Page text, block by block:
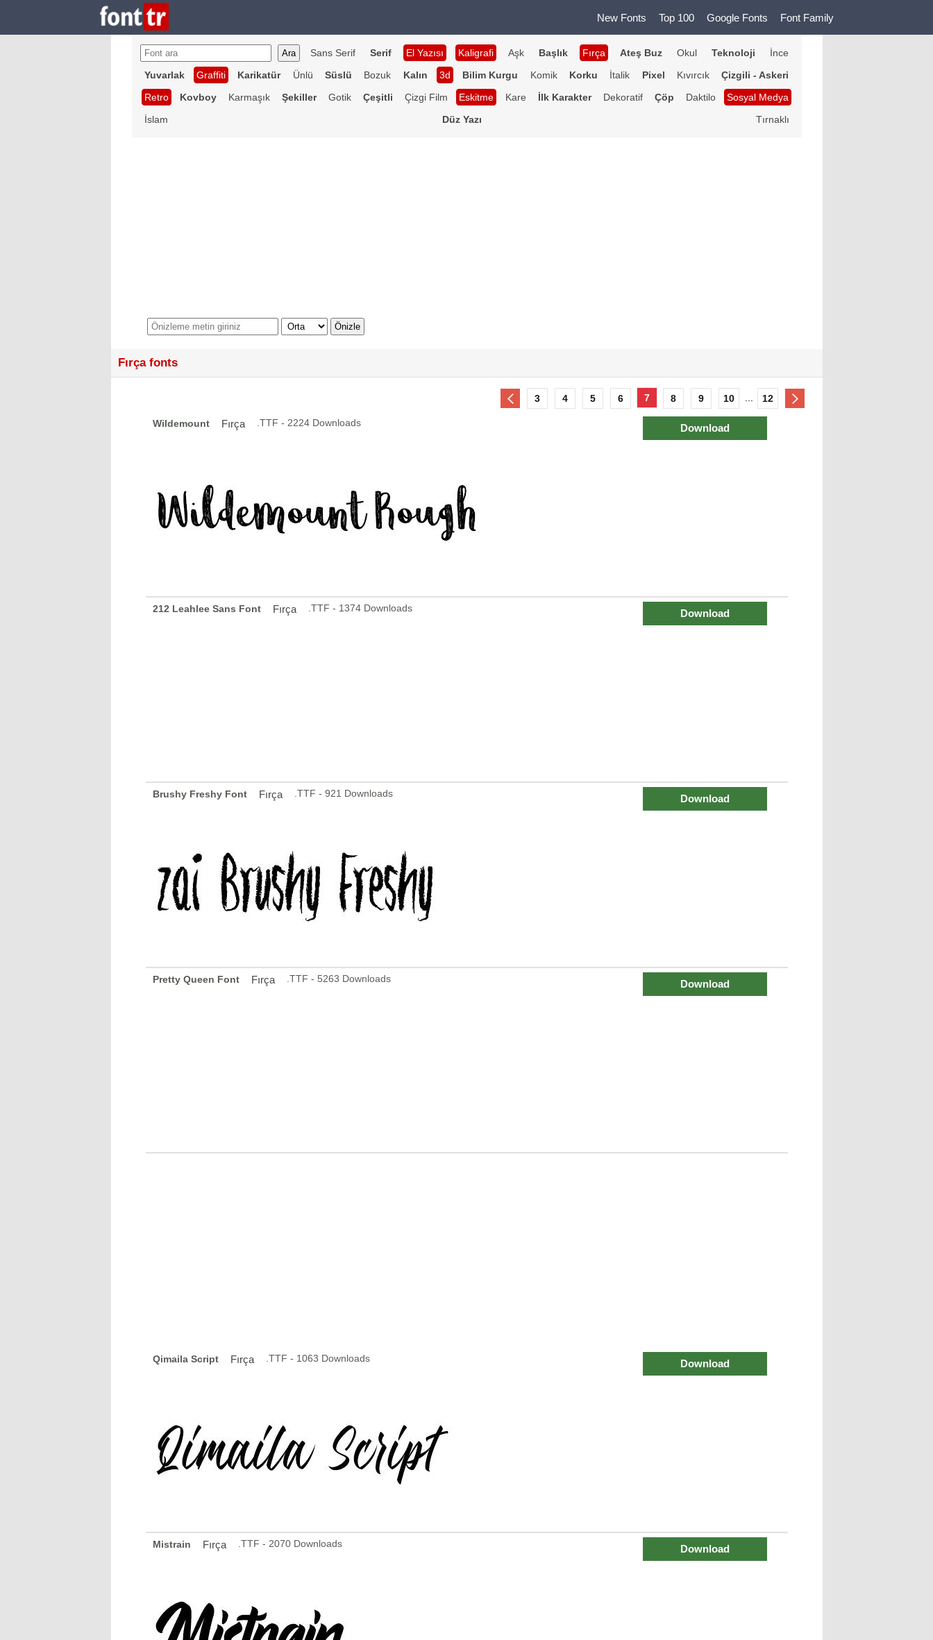
New Fonts Top 100 Google Fonts Font Family
Sans Serif Serif El Yazısı Kaligrafi Aşk Başlık Fırça Ateş Buz Okul Teknoloji
İnce
Yuvarlak
Graffiti Karikatür Ünlü Süslü Bozuk Kalın 3d Bilim Kurgu Komik Korku İtalik Pixel Kıvırcık
Çizgili - Askeri
Retro
Kovboy Karmaşık Şekiller Gotik Çeşitli Çizgi Film Eskitme Kare İlk Karakter Dekoratif Çöp Daktilo
Sosyal Medya
İslam
Düz Yazı Tırnaklı
Fırça fonts
3 4 5 6 7 8 9 10 12
Wildemount Fırça .TTF - 2224 Downloads Download
212 Leahlee Sans Font Fırça .TTF - 1374 Downloads Download
Brushy Freshy Font Fırça .TTF - 921 Downloads Download
Pretty Queen Font Fırça .TTF - 5263 Downloads Download
Qimaila Script Fırça .TTF - 1063 Downloads Download
Mistrain Fırça .TTF - 2070 Downloads Download